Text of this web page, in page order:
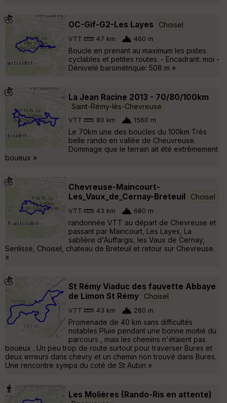
OC-Gif-G2-Les Layes Choisel
VTT 47 km 460 m
Boucle en prenant au maximum les pistes
cyclables et petites routes. - Encadrant: moi -
Dénivelé barométrique: 508 m »
La Jean Racine 2013 - 70/80/100km
Saint-Rémy-lès-Chevreuse
VTT 80 km 1560 m
Le 70km une des boucles du 100km Très
belle rando en vallée de Cheuvreuse.
Dommage que le terrain ait été extrêmement
boueux »
Chevreuse-Maincourt-
Les_Vaux_de_Cernay-Breteuil
Choisel
VTT 43 km 680 m
randonnée VTT au départ de Chevreuse et
passant par Maincourt, Les Layes, La
sablière d'Auffargis, les Vaux de Cernay,
Senlisse, Choisel, chateau de Breteuil et retour sur Chevreuse.
»
St Rémy Viaduc des fauvette Abbaye
de Limon St Rémy
Choisel
VTT 43 km 280 m
Promenade de 40 km sans difficultés
notables Pluie pendant une bonne moitié du
parcours , mais les chemins n'étaient pas
boueux . Un peu trop de route surtout pour traverser Bures et
deux erreurs dans chevry et un chemin non trouvé dans Bures.
Une rencontre sympa du coté de St Aubin »
Les Molières (Rando-Ris en attente)